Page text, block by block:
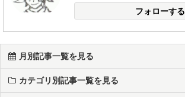
フォローする
月別記事一覧を見る
カテゴリ別記事一覧を見る